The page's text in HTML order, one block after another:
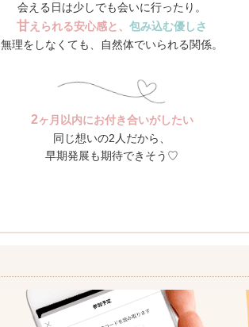
会える日は少しでも会いに行ったり。
甘えられる安心感と、 包み込む優しさ
無理をしなくても、自然体でいられる関係。
2ヶ月以内にお付き合いがしたい
同じ想いの2人だから、
早期発展も期待できそう♡